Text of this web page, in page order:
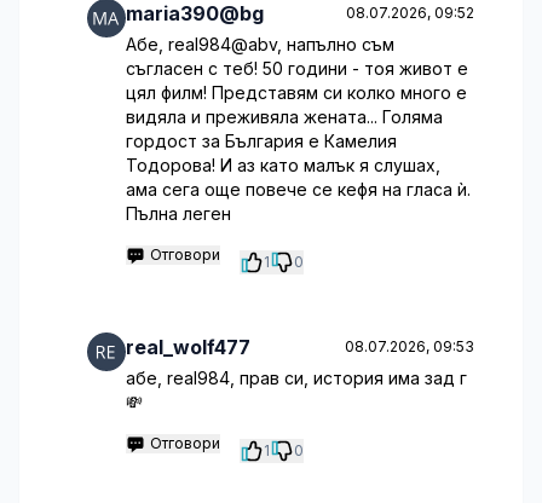
maria390@bg 08.07.2026, 09:52
Абе, real984@abv, напълно съм
съгласен с теб! 50 години - тоя живот е
цял филм! Представям си колко много е
видяла и преживяла жената... Голяма
гордост за България е Камелия
Тодорова! И аз като малък я слушах,
ама сега още повече се кефя на гласа ѝ.
Пълна леген
Отговори 1 0
real_wolf477 08.07.2026, 09:53
абе, real984, прав си, история има зад г
💸
Отговори 1 0